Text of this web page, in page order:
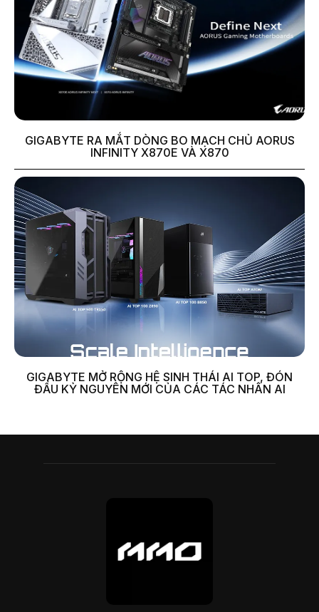
GIGABYTE RA MẮT DÒNG BO MẠCH CHỦ AORUS
INFINITY X870E VÀ X870
GIGABYTE MỞ RỘNG HỆ SINH THÁI AI TOP, ĐÓN
ĐẦU KỶ NGUYÊN MỚI CỦA CÁC TÁC NHÂN AI